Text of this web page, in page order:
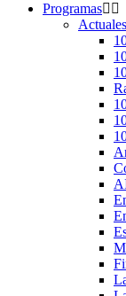
Programas
Actuales